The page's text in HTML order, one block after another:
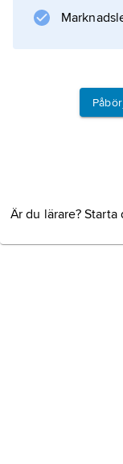
djupt in i
Är du lärare?